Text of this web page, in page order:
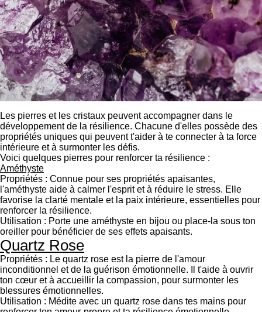
Les pierres et les cristaux peuvent accompagner dans le
développement de la résilience. Chacune d'elles possède des
propriétés uniques qui peuvent t'aider à te connecter à ta force
intérieure et à surmonter les défis.
Voici quelques pierres pour renforcer ta résilience :
Améthyste
Propriétés : Connue pour ses propriétés apaisantes,
l'améthyste aide à calmer l'esprit et à réduire le stress. Elle
favorise la clarté mentale et la paix intérieure, essentielles pour
renforcer la résilience.
Utilisation : Porte une améthyste en bijou ou place-la sous ton
oreiller pour bénéficier de ses effets apaisants.
Quartz Rose
Propriétés : Le quartz rose est la pierre de l'amour
inconditionnel et de la guérison émotionnelle. Il t'aide à ouvrir
ton cœur et à accueillir la compassion, pour surmonter les
blessures émotionnelles.
Utilisation : Médite avec un quartz rose dans tes mains pour